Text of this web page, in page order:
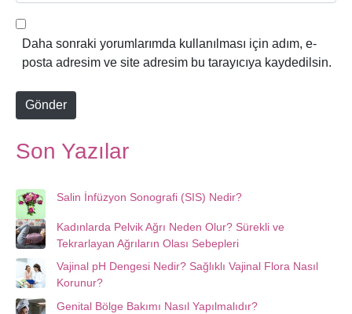
t
b
e
Daha sonraki yorumlarımda kullanılması için adım, e-
posta adresim ve site adresim bu tarayıcıya kaydedilsin.
Gönder
Son Yazılar
Salin İnfüzyon Sonografi (SIS) Nedir?
Kadınlarda Pelvik Ağrı Neden Olur? Sürekli ve
Tekrarlayan Ağrıların Olası Sebepleri
Vajinal pH Dengesi Nedir? Sağlıklı Vajinal Flora Nasıl
Korunur?
Genital Bölge Bakımı Nasıl Yapılmalıdır?